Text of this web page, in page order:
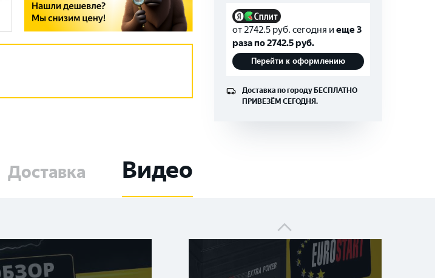
от 2742.5 руб. сегодня и еще 3
раза по2742.5руб.
Перейти к оформлению
Доставка по городуБЕСПЛАТНО
ПРИВЕЗЁМ СЕГОДНЯ.
Доставка Видео
Как определить дату производства на
аккумуляторе EUROSTART?
EUROSTART Extra Power 90 Ah в азиатском
аккумуляторной батареи